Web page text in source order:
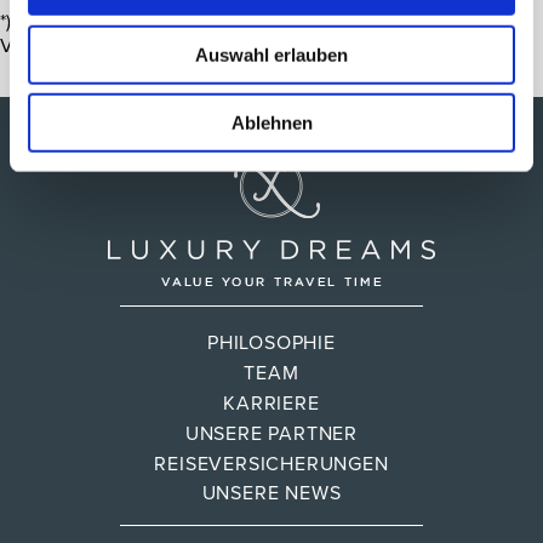
Auswahl erlauben
Ablehnen
*) Die angebotenen Preise/Zimmerkategorien gelten je nach
Verfügbarkeit.
PHILOSOPHIE
TEAM
KARRIERE
UNSERE PARTNER
REISEVERSICHERUNGEN
UNSERE NEWS